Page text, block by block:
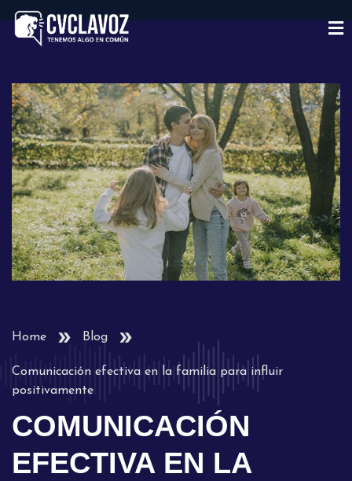
Home Blog
Comunicación efectiva en la familia para influir
positivamente
COMUNICACIÓN
EFECTIVA EN LA